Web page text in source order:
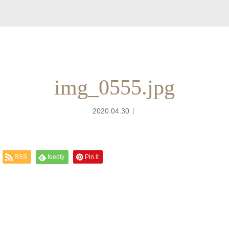
img_0555.jpg
2020.04.30
RSS feedly Pin it